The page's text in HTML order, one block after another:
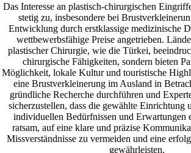
Das Interesse an plastisch-chirurgischen
stetig zu, insbesondere bei
Entwicklung durch erstklassige medizinische
wettbewerbsfähige Preise angetrieben.
plastischer Chirurgie, wie die Türkei,
chirurgische Fähigkeiten, sondern bieten
Möglichkeit, lokale Kultur und touristische
eine Brustverkleinerung im Ausland in
gründliche Recherche durchführen und
sicherzustellen, dass die gewählte Einrichtung
individuellen Bedürfnissen und Erwartungen
ratsam, auf eine klare und präzise
Missverständnisse zu vermeiden und eine
gewährleisten.